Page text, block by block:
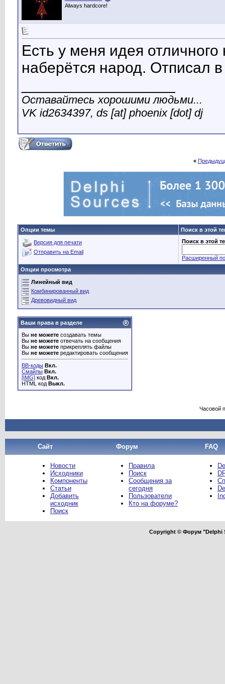
Always hardcore!
Есть у меня идея
наберётся народ. Отписал в
Оставайтесь хорошими людьми...
VK id2634397, ds [at] phoenix [dot] dj
«
Опции темы Поиск в этой
Версия для печати
Отправить на Email
Поиск в этой
Расширенный
Опции просмотра
Линейный вид
Комбинированный вид
Древовидный вид
Ваши права в разделе
Вы не можете создавать темы
Вы не можете отвечать на сообщения
Вы не можете прикреплять файлы
Вы не можете редактировать сообщения
BB-коды Вкл.
Смайлы Вкл.
[IMG] код Вкл.
HTML код Выкл.
Часовой
Сайт Форум FAQ
Новости
Исходники
Компоненты
Статьи
Добавить
исходник
Поиск
Правила
Поиск
Сообщения за
сегодня
Пользователи
Кто на форуме?
Copyright © Форум "Delphi